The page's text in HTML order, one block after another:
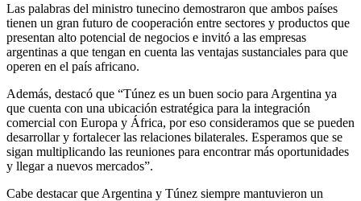
Las palabras del ministro tunecino demostraron que ambos países
tienen un gran futuro de cooperación entre sectores y productos que
presentan alto potencial de negocios e invitó a las empresas
argentinas a que tengan en cuenta las ventajas sustanciales para que
operen en el país africano.
Además, destacó que “Túnez es un buen socio para Argentina ya
que cuenta con una ubicación estratégica para la integración
comercial con Europa y África, por eso consideramos que se pueden
desarrollar y fortalecer las relaciones bilaterales. Esperamos que se
sigan multiplicando las reuniones para encontrar más oportunidades
y llegar a nuevos mercados”.
Cabe destacar que Argentina y Túnez siempre mantuvieron un